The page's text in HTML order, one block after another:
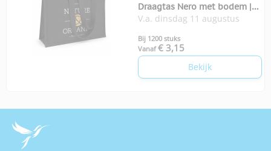
Draagtas Nero met bodem |
350-grams
V.a. dinsdag 11 augustus
Bij 1200 stuks
Vanaf € 3,15
Bekijk